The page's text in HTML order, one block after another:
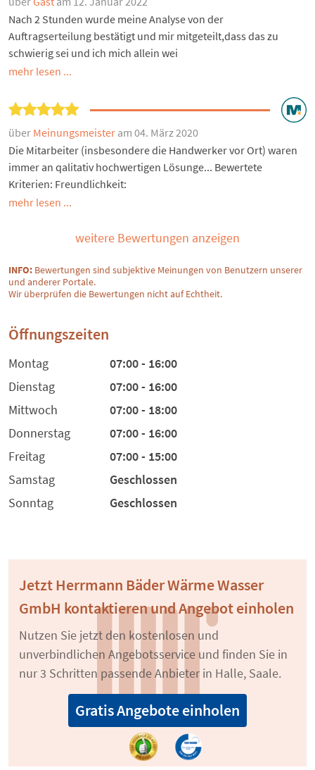
Nach 2 Stunden wurde meine Analyse von der
Auftragserteilung bestätigt und mir mitgeteilt,dass das zu
schwierig sei und ich mich allein wei
mehr lesen ...
über Meinungsmeister am 04. März 2020
Die Mitarbeiter (insbesondere die Handwerker vor Ort) waren
immer an qalitativ hochwertigen Lösunge... Bewertete
Kriterien: Freundlichkeit:
mehr lesen ...
weitere Bewertungen anzeigen
INFO: Bewertungen sind subjektive Meinungen von Benutzern unserer
und anderer Portale.
Wir überprüfen die Bewertungen nicht auf Echtheit.
Öffnungszeiten
Montag
07:00 - 16:00
Dienstag
07:00 - 16:00
Mittwoch
07:00 - 18:00
Donnerstag
07:00 - 16:00
Freitag
07:00 - 15:00
Samstag
Geschlossen
Sonntag
Geschlossen
Jetzt Herrmann Bäder Wärme Wasser
GmbH kontaktieren und Angebot einholen
Nutzen Sie jetzt den kostenlosen und
unverbindlichen Angebotsservice und finden Sie in
nur 3 Schritten passende Anbieter in Halle, Saale.
Gratis Angebote einholen